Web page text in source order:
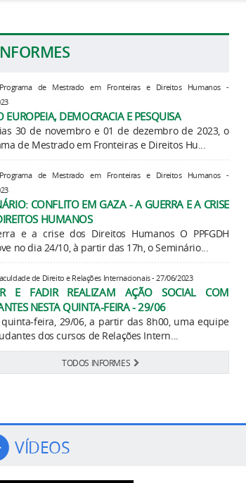
de Mestrado em Fronteiras e Direitos Humanos -
EUROPEIA, DEMOCRACIA E PESQUISA
30 de novembro e 01 de dezembro de 2023, o
de Mestrado em Fronteiras e Direitos Hu...
de Mestrado em Fronteiras e Direitos Humanos -
CONFLITO EM GAZA - A GUERRA E A CRISE
HUMANOS
e a crise dos Direitos Humanos O PPFGDH
no dia 24/10, à partir das 17h, o Seminário...
de Direito e Relações Internacionais - 27/06/2023
E FADIR REALIZAM AÇÃO SOCIAL COM
NESTA QUINTA-FEIRA - 29/06
feira, 29/06, a partir das 8h00, uma equipe
dos cursos de Relações Intern...
TODOS INFORMES
VÍDEOS